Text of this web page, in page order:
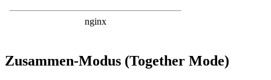
Zusammen-Modus (Together Mode)